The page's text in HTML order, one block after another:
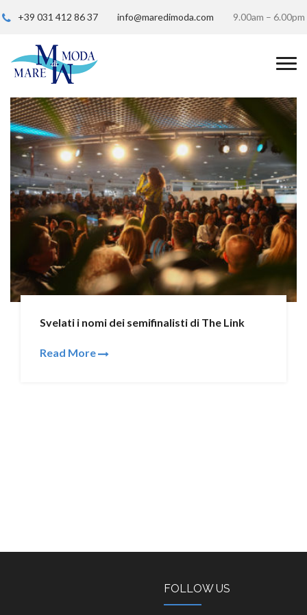
+39 031 412 86 37 info@maredimoda.com 9.00am – 6.00pm
Svelati i nomi dei semifinalisti di The Link
Read More
FOLLOW US